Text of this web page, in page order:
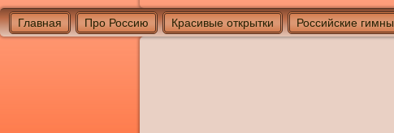
Главная Про Россию Красивые открытки Российские гимны